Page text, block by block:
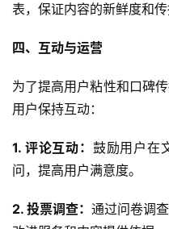
案
服
H
开
表，保证内容的新鲜度和传
四、互动与运营
为了提高用户粘性和口碑
用户保持互动：
1. 评论互动： 鼓励用户在
问，提高用户满意度。
2. 投票调查： 通过问卷调